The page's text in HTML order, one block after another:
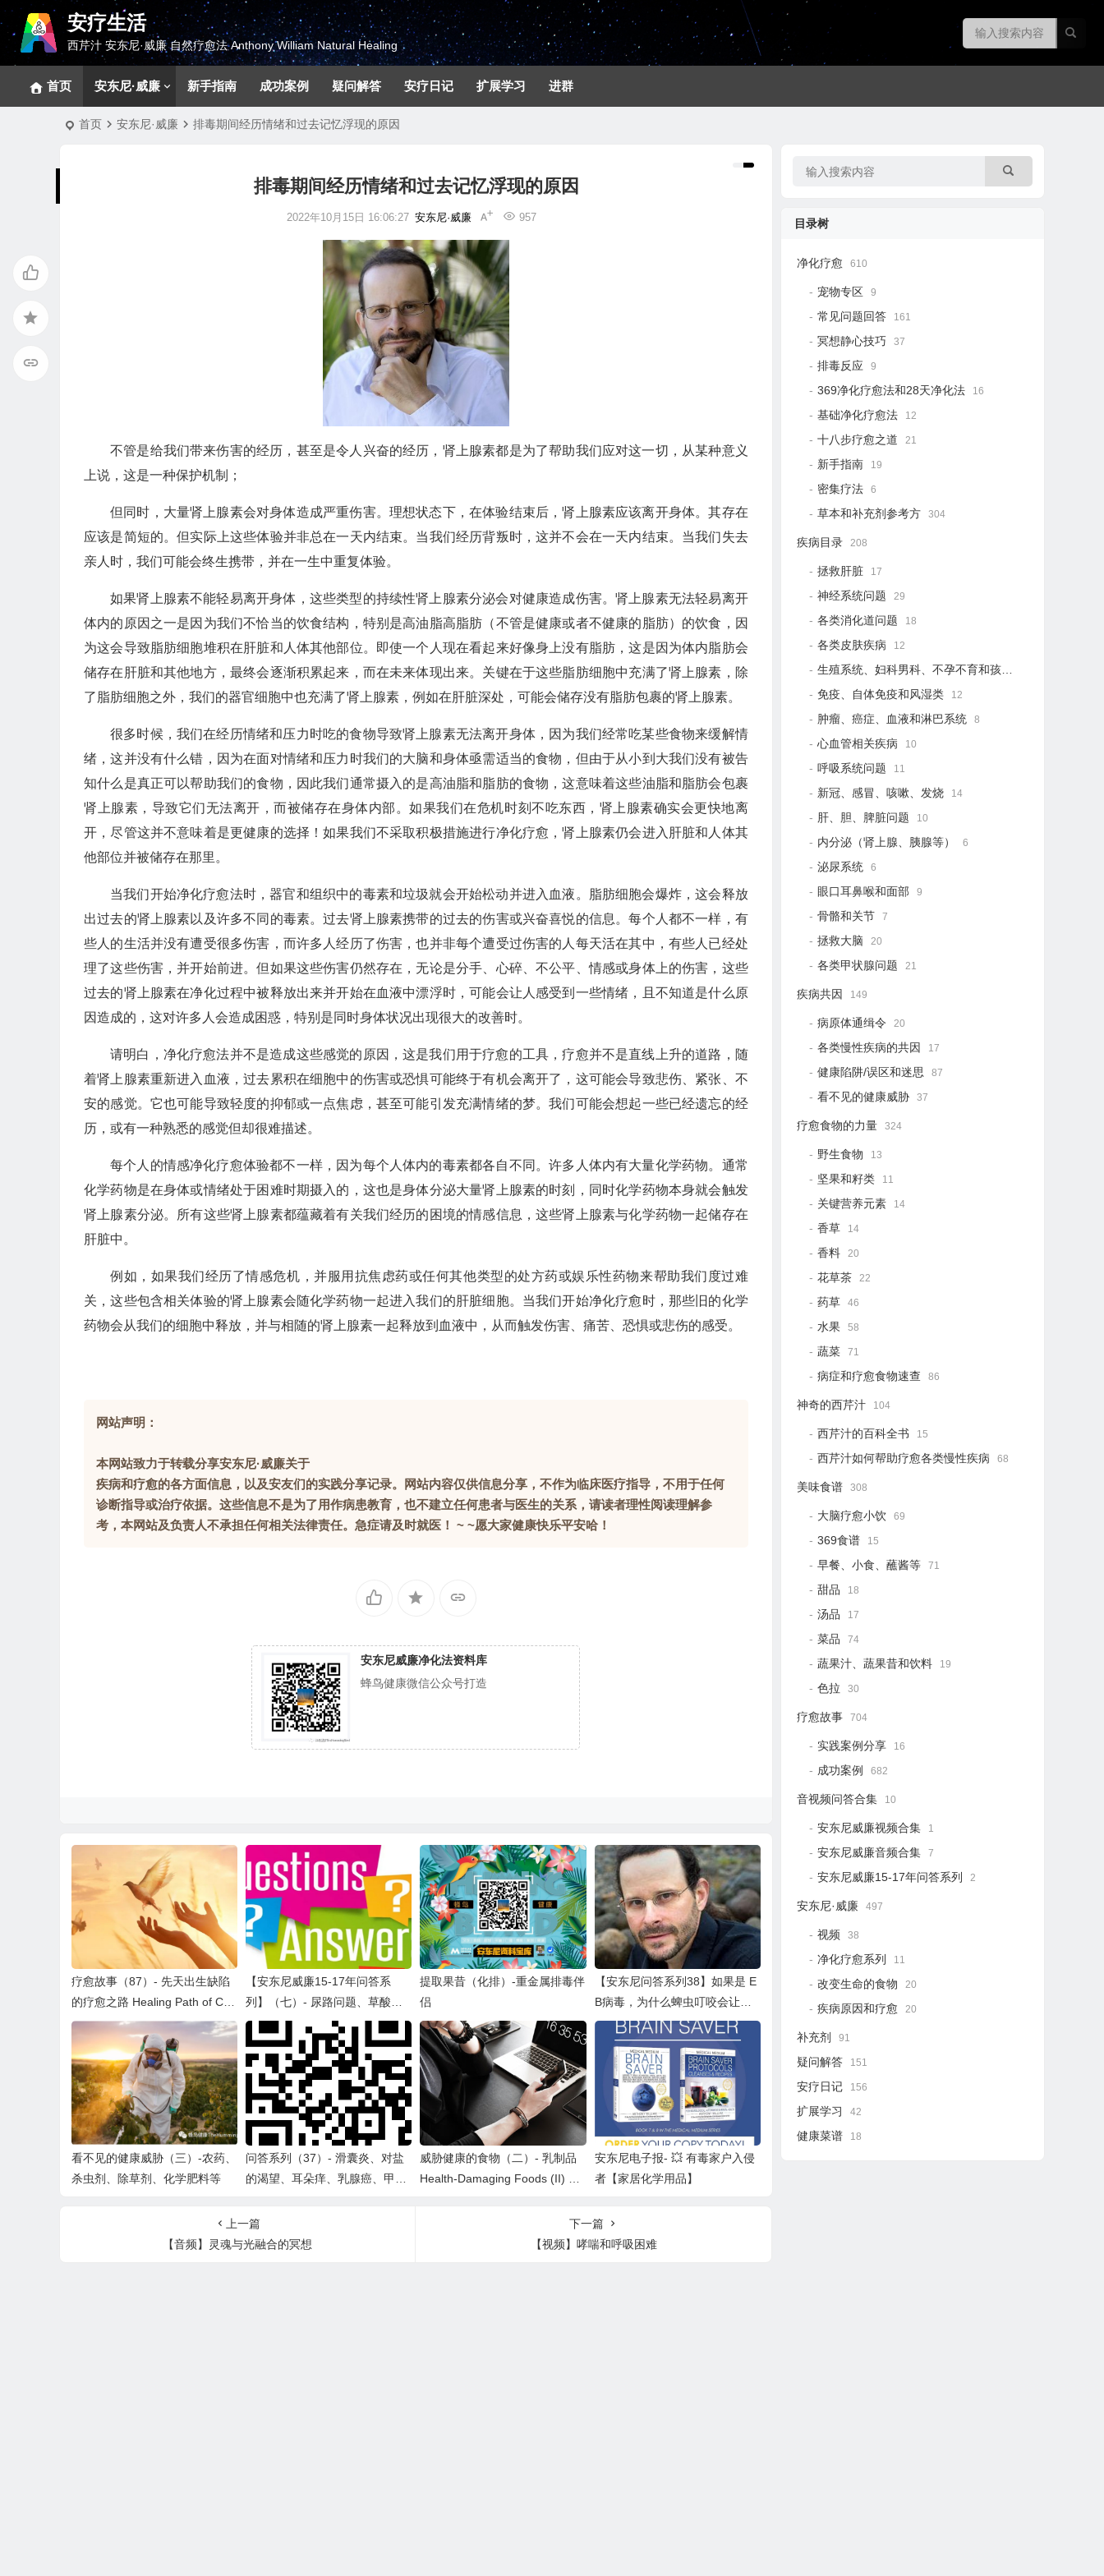
安疗生活
西芹汁 安东尼·威廉 自然疗愈法 Anthony William Natural Healing
首页 安东尼·威廉 新手指南 成功案例 疑问解答 安疗日记 扩展学习 进群
首页 安东尼·威廉 排毒期间经历情绪和过去记忆浮现的原因
排毒期间经历情绪和过去记忆浮现的原因
2022年10月15日 16:06:27 安东尼·威廉 957
不管是给我们带来伤害的经历，甚至是令人兴奋的经历，肾上腺素都是为了帮助我们应对这一切，从某种意义
上说，这是一种保护机制；
但同时，大量肾上腺素会对身体造成严重伤害。理想状态下，在体验结束后，肾上腺素应该离开身体。其存在
应该是简短的。但实际上这些体验并非总在一天内结束。当我们经历背叛时，这并不会在一天内结束。当我们失去
亲人时，我们可能会终生携带，并在一生中重复体验。
如果肾上腺素不能轻易离开身体，这些类型的持续性肾上腺素分泌会对健康造成伤害。肾上腺素无法轻易离开
体内的原因之一是因为我们不恰当的饮食结构，特别是高油脂高脂肪（不管是健康或者不健康的脂肪）的饮食，因
为这会导致脂肪细胞堆积在肝脏和人体其他部位。即使一个人现在看起来好像身上没有脂肪，这是因为体内脂肪会
储存在肝脏和其他地方，最终会逐渐积累起来，而在未来体现出来。关键在于这些脂肪细胞中充满了肾上腺素，除
了脂肪细胞之外，我们的器官细胞中也充满了肾上腺素，例如在肝脏深处，可能会储存没有脂肪包裹的肾上腺素。
很多时候，我们在经历情绪和压力时吃的食物导致肾上腺素无法离开身体，因为我们经常吃某些食物来缓解情
绪，这并没有什么错，因为在面对情绪和压力时我们的大脑和身体亟需适当的食物，但由于从小到大我们没有被告
知什么是真正可以帮助我们的食物，因此我们通常摄入的是高油脂和脂肪的食物，这意味着这些油脂和脂肪会包裹
肾上腺素，导致它们无法离开，而被储存在身体内部。如果我们在危机时刻不吃东西，肾上腺素确实会更快地离
开，尽管这并不意味着是更健康的选择！如果我们不采取积极措施进行净化疗愈，肾上腺素仍会进入肝脏和人体其
他部位并被储存在那里。
当我们开始净化疗愈法时，器官和组织中的毒素和垃圾就会开始松动并进入血液。脂肪细胞会爆炸，这会释放
出过去的肾上腺素以及许多不同的毒素。过去肾上腺素携带的过去的伤害或兴奋喜悦的信息。每个人都不一样，有
些人的生活并没有遭受很多伤害，而许多人经历了伤害，也并非每个遭受过伤害的人每天活在其中，有些人已经处
理了这些伤害，并开始前进。但如果这些伤害仍然存在，无论是分手、心碎、不公平、情感或身体上的伤害，这些
过去的肾上腺素在净化过程中被释放出来并开始在血液中漂浮时，可能会让人感受到一些情绪，且不知道是什么原
因造成的，这对许多人会造成困惑，特别是同时身体状况出现很大的改善时。
请明白，净化疗愈法并不是造成这些感觉的原因，这是我们用于疗愈的工具，疗愈并不是直线上升的道路，随
着肾上腺素重新进入血液，过去累积在细胞中的伤害或恐惧可能终于有机会离开了，这可能会导致悲伤、紧张、不
安的感觉。它也可能导致轻度的抑郁或一点焦虑，甚至可能引发充满情绪的梦。我们可能会想起一些已经遗忘的经
历，或有一种熟悉的感觉但却很难描述。
每个人的情感净化疗愈体验都不一样，因为每个人体内的毒素都各自不同。许多人体内有大量化学药物。通常
化学药物是在身体或情绪处于困难时期摄入的，这也是身体分泌大量肾上腺素的时刻，同时化学药物本身就会触发
肾上腺素分泌。所有这些肾上腺素都蕴藏着有关我们经历的困境的情感信息，这些肾上腺素与化学药物一起储存在
肝脏中。
例如，如果我们经历了情感危机，并服用抗焦虑药或任何其他类型的处方药或娱乐性药物来帮助我们度过难
关，这些包含相关体验的肾上腺素会随化学药物一起进入我们的肝脏细胞。当我们开始净化疗愈时，那些旧的化学
药物会从我们的细胞中释放，并与相随的肾上腺素一起释放到血液中，从而触发伤害、痛苦、恐惧或悲伤的感受。
网站声明：
本网站致力于转载分享安东尼·威廉关于
疾病和疗愈的各方面信息，以及安友们的实践分享记录。网站内容仅供信息分享，不作为临床医疗指导，不用于任何
诊断指导或治疗依据。这些信息不是为了用作病患教育，也不建立任何患者与医生的关系，请读者理性阅读理解参
考，本网站及负责人不承担任何相关法律责任。急症请及时就医！ ~ ~愿大家健康快乐平安哈！
安东尼威廉净化法资料库
蜂鸟健康微信公众号打造
疗愈故事（87）- 先天出生缺陷
的疗愈之路 Healing Path of Cor
recting Birth Defect
【安东尼威廉15-17年问答系
列】（七）- 尿路问题、草酸
盐、重症肌无力、维生素B注
射、头晕眩晕、EB病毒
提取果昔（化排）-重金属排毒伴
侣
【安东尼问答系列38】如果是 E
B病毒，为什么蜱虫叮咬会让人
陷入慢性疾病，让我们把责任归
咎于莱姆病？
看不见的健康威胁（三）-农药、
杀虫剂、除草剂、化学肥料等
问答系列（37）- 滑囊炎、对盐
的渴望、耳朵痒、乳腺癌、甲
威胁健康的食物（二）- 乳制品
Health-Damaging Foods (II) –
安东尼电子报- 💥 有毒家户入侵
者【家居化学用品】
上一篇
【音频】灵魂与光融合的冥想
下一篇
【视频】哮喘和呼吸困难
目录树
净化疗愈 610
宠物专区 9
常见问题回答 161
冥想静心技巧 37
排毒反应 9
369净化疗愈法和28天净化法 16
基础净化疗愈法 12
十八步疗愈之道 21
新手指南 19
密集疗法 6
草本和补充剂参考方 304
疾病目录 208
拯救肝脏 17
神经系统问题 29
各类消化道问题 18
各类皮肤疾病 12
生殖系统、妇科男科、不孕不育和孩子健康
免疫、自体免疫和风湿类 12
肿瘤、癌症、血液和淋巴系统 8
心血管相关疾病 10
呼吸系统问题 11
新冠、感冒、咳嗽、发烧 14
肝、胆、脾脏问题 10
内分泌（肾上腺、胰腺等） 6
泌尿系统 6
眼口耳鼻喉和面部 9
骨骼和关节 7
拯救大脑 20
各类甲状腺问题 21
疾病共因 149
病原体通缉令 20
各类慢性疾病的共因 17
健康陷阱/误区和迷思 87
看不见的健康威胁 37
疗愈食物的力量 324
野生食物 13
坚果和籽类 11
关键营养元素 14
香草 14
香料 20
花草茶 22
药草 46
水果 58
蔬菜 71
病症和疗愈食物速查 86
神奇的西芹汁 104
西芹汁的百科全书 15
西芹汁如何帮助疗愈各类慢性疾病 68
美味食谱 308
大脑疗愈小饮 69
369食谱 15
早餐、小食、蘸酱等 71
甜品 18
汤品 17
菜品 74
蔬果汁、蔬果昔和饮料 19
色拉 30
疗愈故事 704
实践案例分享 16
成功案例 682
音视频问答合集 10
安东尼威廉视频合集 1
安东尼威廉音频合集 7
安东尼威廉15-17年问答系列 2
安东尼·威廉 497
视频 38
净化疗愈系列 11
改变生命的食物 20
疾病原因和疗愈 20
补充剂 91
疑问解答 151
安疗日记 156
扩展学习 42
健康菜谱 18